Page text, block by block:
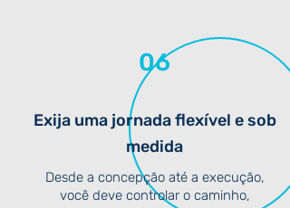
06
Exija uma jornada flexível e sob
medida
Desde a concepção até a execução,
você deve controlar o caminho,